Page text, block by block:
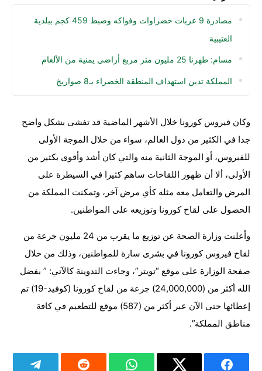
مصادرة 9 عربات خضراوات وفواكه وضبط 459 كجم ببلدية
العتيبية
مسام: طهرنا 25 مليون متر مربع أراضي يمنية من الألغام
المملكة تدين استهداف المنطقة الخضراء بـ8 صواريخ
وكان فيروس كورونا خلال الأشهر الماضية قد تفشى بشكل واضح
جدا في الكثير من دول العالم، سواء من خلال الموجة الأولى
للفيروس، أو الموجة الثانية منه والتي كان أشد وأقوى بكثير من
الأولى، ألا أن ظهور اللقاحات ساهم كثيرا في السيطرة على
المرض والتعامل معه مثله كأي مرض آخر، وتمكنت المملكة من
الحصول على لقاح كورونا وتوزيعه على المواطنين.
وأعلنت وزارة الصحة عن توزيع ما يقرب من 24 مليون جرعة من
لقاح فيروس كورونا في بشرى سارة للمواطنين، وذلك من خلال
صفحة الوزارة على موقع “تويتر”، وجاءت التدوينة كالآتي: ” بفضل
الله أكثر من (24,000,000) جرعة من لقاح كورونا (كوفيد-19) تم
إعطائها حتى الآن عبر أكثر من (587) موقع للتطعيم في كافة
مناطق المملكة”.